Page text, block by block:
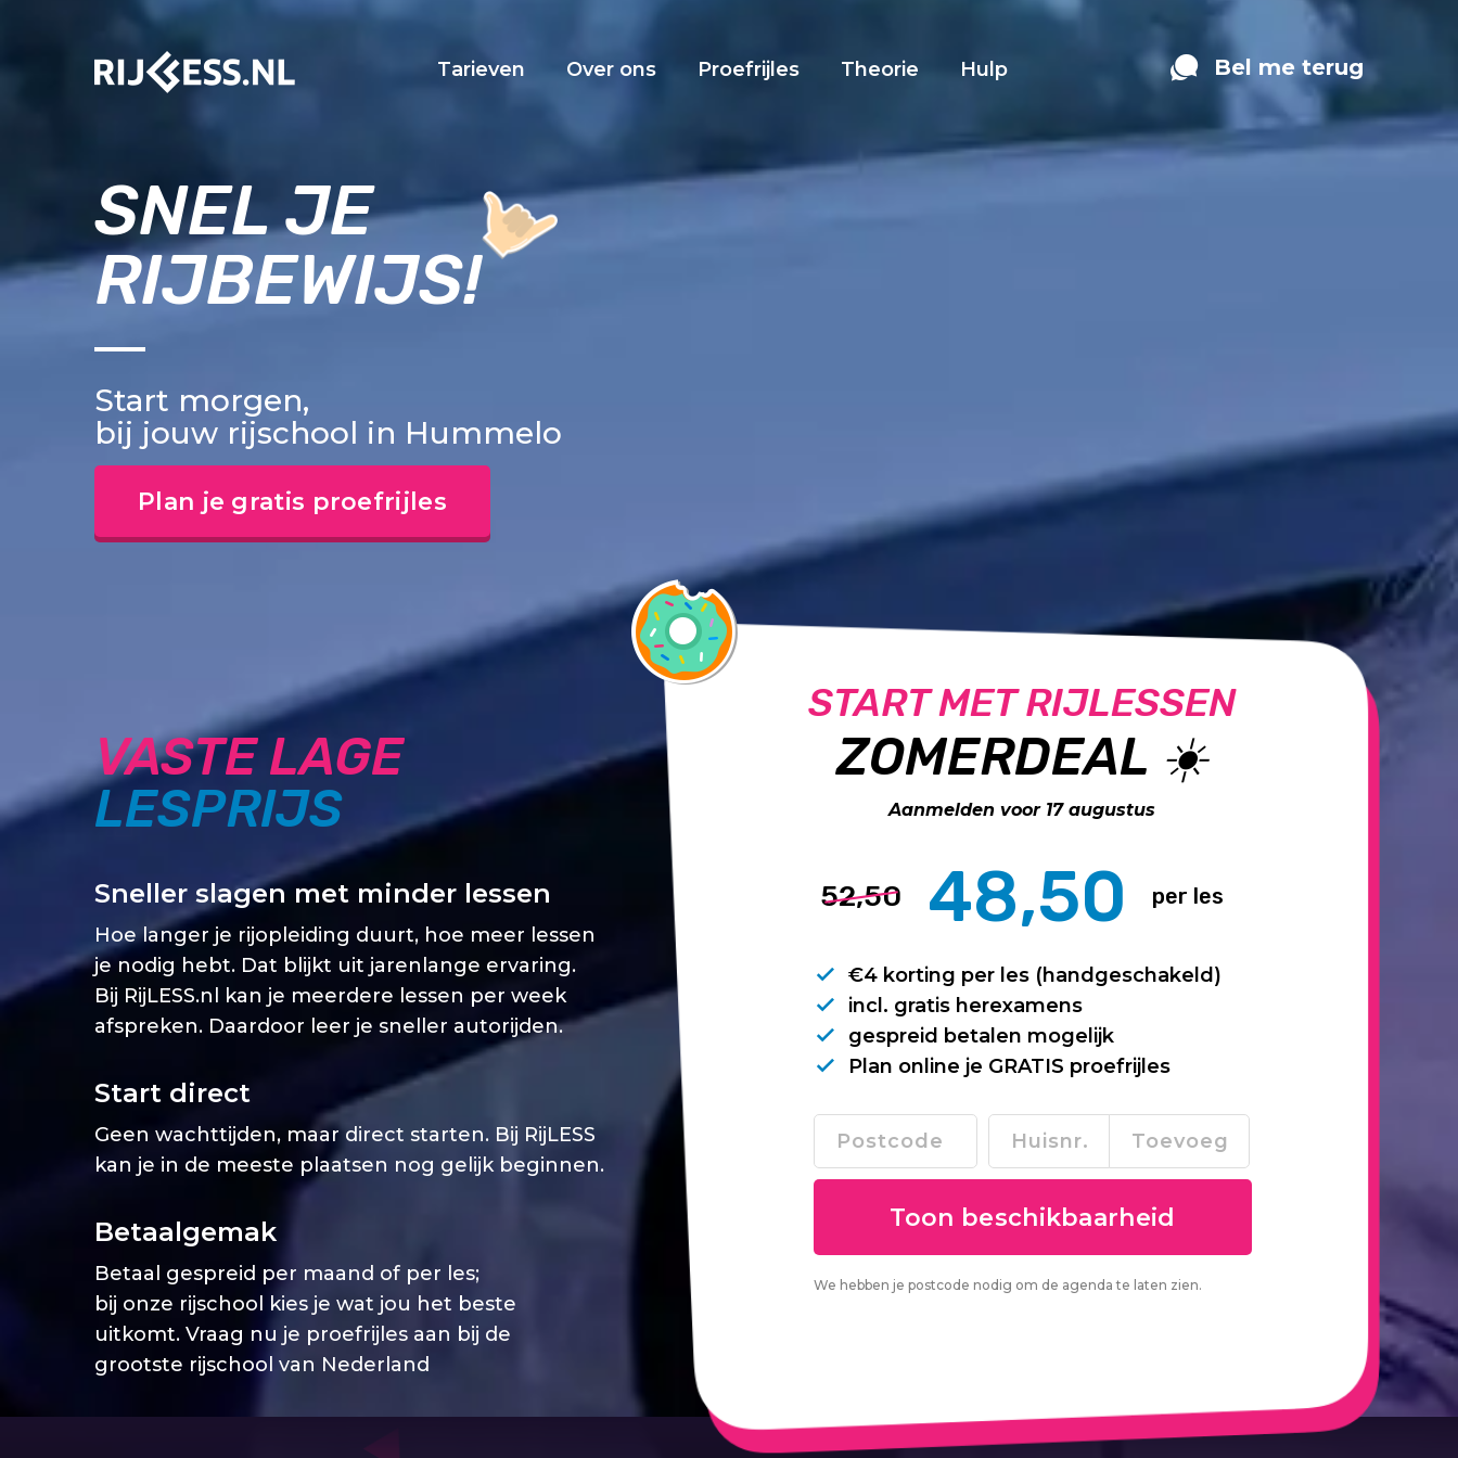
Tarieven Over ons Proefrijles Theorie Hulp Bel me terug
SNEL JE
RIJBEWIJS!
Start morgen,
bij jouw rijschool in Hummelo
Plan je gratis proefrijles
START MET RIJLESSEN
ZOMERDEAL ☀️
Aanmelden voor 17 augustus
52,50 48,50 per les
€4 korting per les (handgeschakeld)
incl. gratis herexamens
gespreid betalen mogelijk
Plan online je GRATIS proefrijles
We hebben je postcode nodig om de agenda te laten zien.
VASTE LAGE
LESPRIJS
Sneller slagen met minder lessen
Hoe langer je rijopleiding duurt, hoe meer lessen
je nodig hebt. Dat blijkt uit jarenlange ervaring.
Bij RijLESS.nl kan je meerdere lessen per week
afspreken. Daardoor leer je sneller autorijden.
Start direct
Geen wachttijden, maar direct starten. Bij RijLESS
kan je in de meeste plaatsen nog gelijk beginnen.
Betaalgemak
Betaal gespreid per maand of per les;
bij onze rijschool kies je wat jou het beste
uitkomt. Vraag nu je proefrijles aan bij de
grootste rijschool van Nederland